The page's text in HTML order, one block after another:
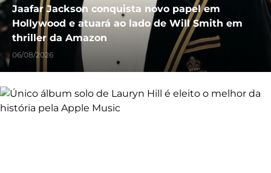
Jaafar Jackson conquista novo papel em
Hollywood e atuará ao lado de Will Smith em
thriller da Amazon
06/08/2026